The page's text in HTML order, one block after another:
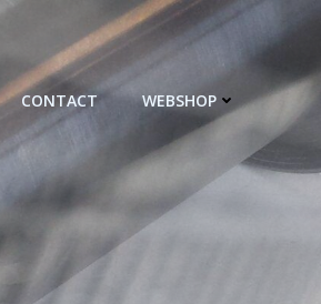
CONTACT WEBSHOP